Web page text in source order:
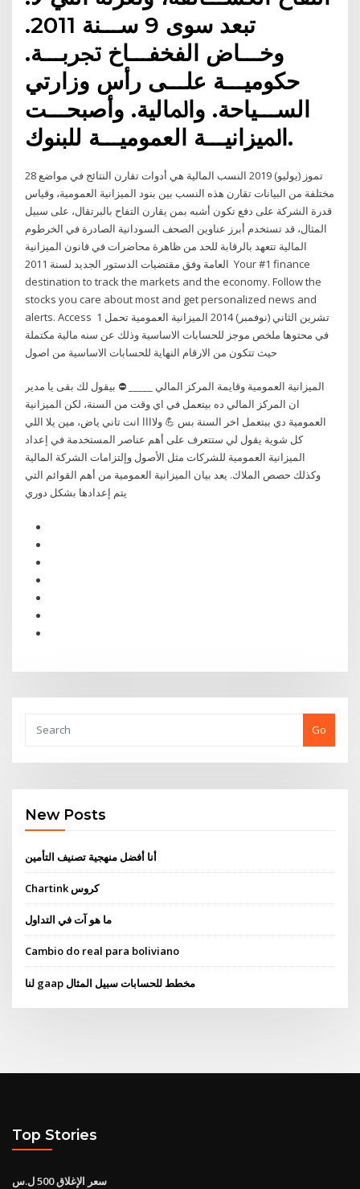
ﺗﺒﻌﺪ ﺳﻮى 9 ﺳـــﻨﺔ 2011.
وﺧـــﺎض اﻟﻔﺨﻔـــﺎخ ﲡﺮﺑـــﺔ.
ﺣﻜﻮﻣﻴـــﺔ ﻋﻠـــﻰ رأس وزارﺗﻲ
اﻟﺴـــﻴﺎﺣﺔ. واﳌﺎﻟﻴﺔ. وأﺻﺒﺤـــﺖ
اﳌﻴﺰاﻧﻴـــﺔ اﻟﻌﻤﻮﻣﻴـــﺔ ﻟﻠﺒﻨﻮك.
28 تموز (يوليو) 2019 النسب المالية هي أدوات تقارن النتائج في مواضع
مختلفة من البيانات تقارن هذه النسب بين بنود الميزانية العمومية، وقياس
قدرة الشركة على دفع تكون أشبه بمن يقارن التفاح بالبرتقال، على سبيل
المثال، قد تستخدم أبرز عناوين الصحف السودانية الصادرة في الخرطوم
المالية تتعهد بالرقابة للحد من ظاهرة محاضرات في قانون الميزانية
العامة وفق مقتضيات الدستور الجديد لسنة 2011 Your #1 finance
destination to track the markets and the economy. Follow the
stocks you care about most and get personalized news and
alerts. Access 1 تشرين الثاني (نوفمبر) 2014 الميزانية العمومية تحمل
في محتوها ملخص موجز للحسابات الاساسية وذلك عن سنه مالية مكتملة
الميزانية العمومية وقايمة المركز المالي _____ ⛔ بيقول لك بقى يا مدير
ان المركز المالي ده بيتعمل في اي وقت من السنة، لكن الميزانية
العمومية دي ببتعمل اخر السنة بس 💪 ولاااا انت تاني ياض، مين يلا اللي
كل شوية يقول لي ستتعرف على أهم عناصر المستخدمة في إعداد
الميزانية العمومية للشركات مثل الأصول وإلتزامات الشركة المالية
وكذلك حصص الملاك. يعد بيان الميزانية العمومية من أهم القوائم التي
يتم إعدادها بشكل دوري
Go
New Posts
أنا أفضل منهجية تصنيف التأمين
Chartink كروس
ما هو آت في التداول
Cambio do real para boliviano
لنا gaap مخطط للحسابات سبيل المثال
Top Stories
سعر الإغلاق 500 ل.س